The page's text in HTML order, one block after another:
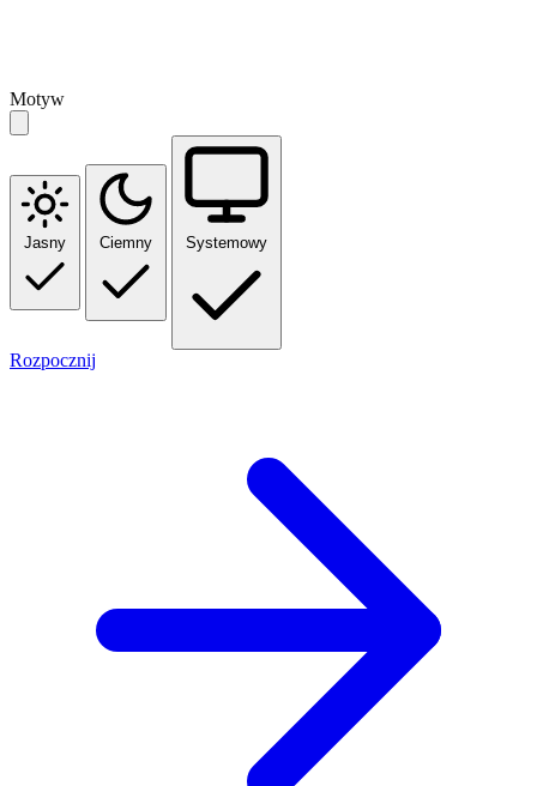
Motyw
Jasny Ciemny Systemowy
Rozpocznij